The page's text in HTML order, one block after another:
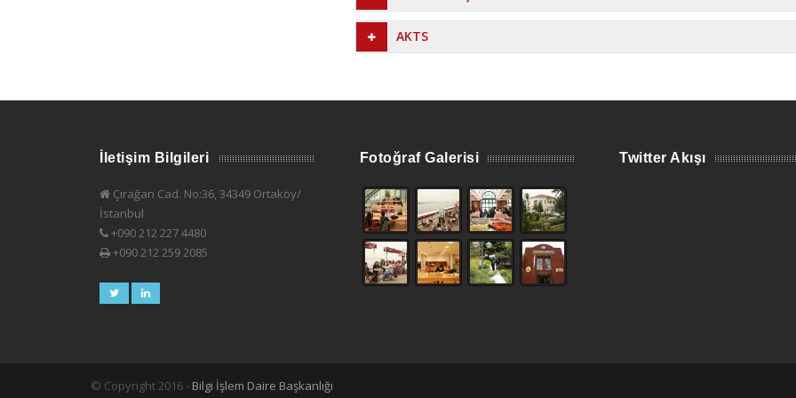
AKTS
İletişim Bilgileri
Çırağan Cad. No:36, 34349 Ortaköy/
İstanbul
+090 212 227 4480
+090 212 259 2085
Fotoğraf Galerisi Twitter Akışı
© Copyright 2016 - Bilgi İşlem Daire Başkanlığı